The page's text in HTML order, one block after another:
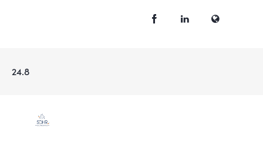
24.8